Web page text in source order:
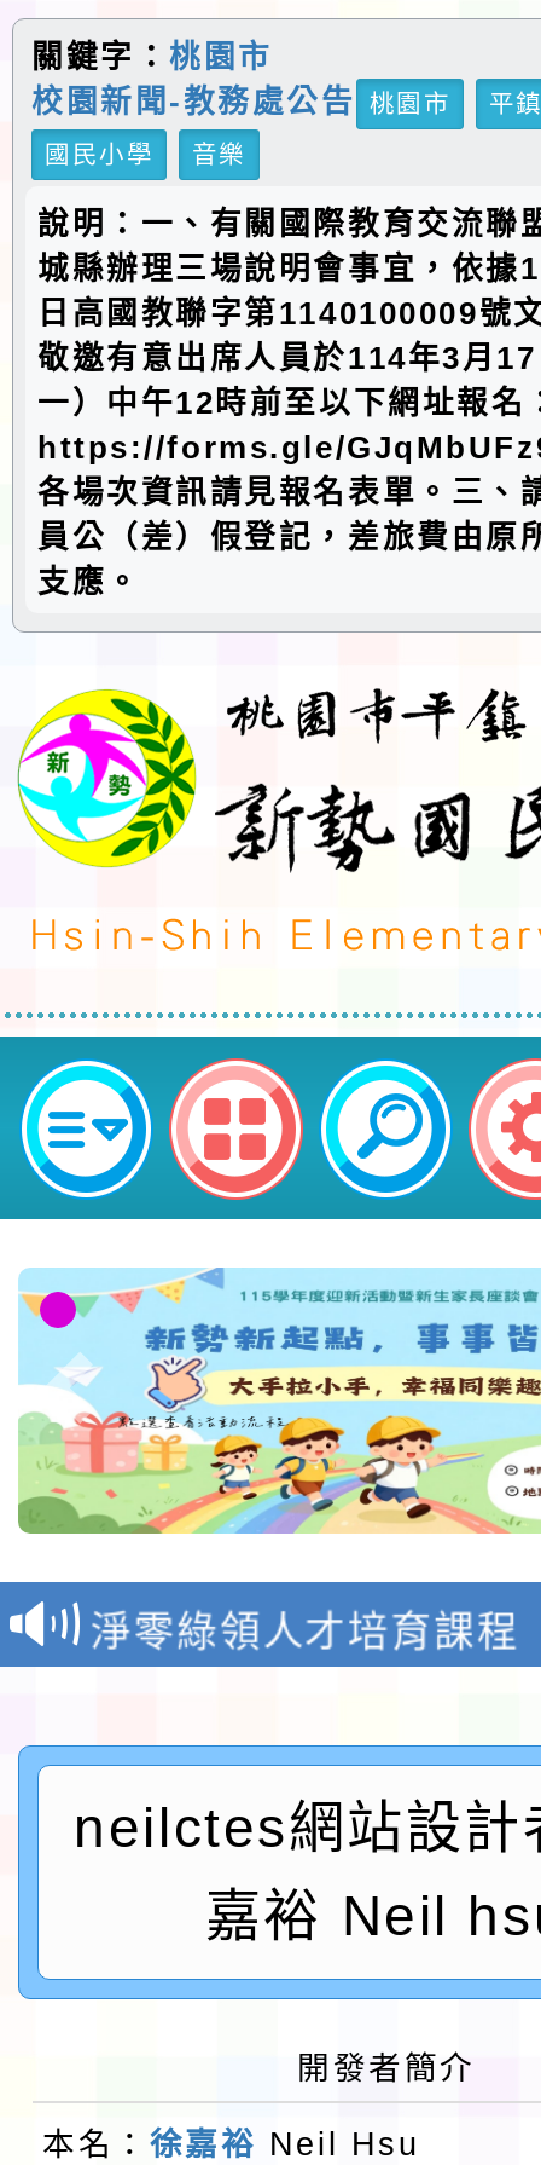
關鍵字：桃園市
校園新聞-教務處公告
桃園市
平
國民小學
音樂
說明：一、有關國際教育交流聯
城縣辦理三場說明會事宜，依據
日高國教聯字第1140100009號
敬邀有意出席人員於114年3月
一）中午12時前至以下網址報名
https://forms.gle/
各場次資訊請見報名表單。三、
員公（差）假登記，差旅費由原
支應。
neilctes網站設計者：徐嘉裕
教育部校安中心白海豚
報
淨零綠領人才培育課程
及師生本土語及新住民
實施要點各1份
115年食農教育專業人
程
函轉國家通訊傳播委員
鎮韌性（防空）演習－
「115年金融知識線上
法」
本校115學年度第1學
第3次招考代課鐘點教
告(不再辦理後續甄選)
檢送「桃園市115學年
賽實施要點」1份
本市「115學年度學生
neilctes網站設計
嘉裕 Neil
開發者簡介
本名： 徐嘉裕 Neil Hsu